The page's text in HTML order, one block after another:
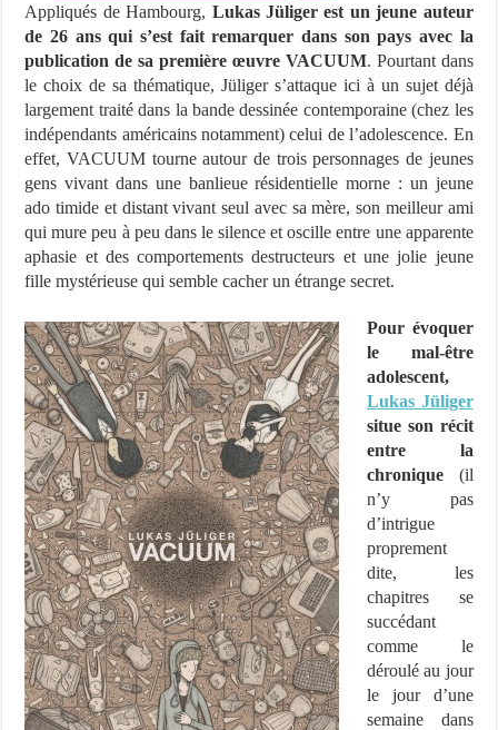
Appliqués de Hambourg, Lukas Jüliger est un jeune auteur
de 26 ans qui s’est fait remarquer dans son pays avec la
publication de sa première œuvre VACUUM. Pourtant dans
le choix de sa thématique, Jüliger s’attaque ici à un sujet déjà
largement traité dans la bande dessinée contemporaine (chez les
indépendants américains notamment) celui de l’adolescence. En
effet, VACUUM tourne autour de trois personnages de jeunes
gens vivant dans une banlieue résidentielle morne : un jeune
ado timide et distant vivant seul avec sa mère, son meilleur ami
qui mure peu à peu dans le silence et oscille entre une apparente
aphasie et des comportements destructeurs et une jolie jeune
fille mystérieuse qui semble cacher un étrange secret.
Pour évoquer
le mal-être
adolescent,
Lukas Jüliger
situe son récit
entre la
chronique (il
n’y pas
d’intrigue
proprement
dite, les
chapitres se
succédant
comme le
déroulé au jour
le jour d’une
semaine dans